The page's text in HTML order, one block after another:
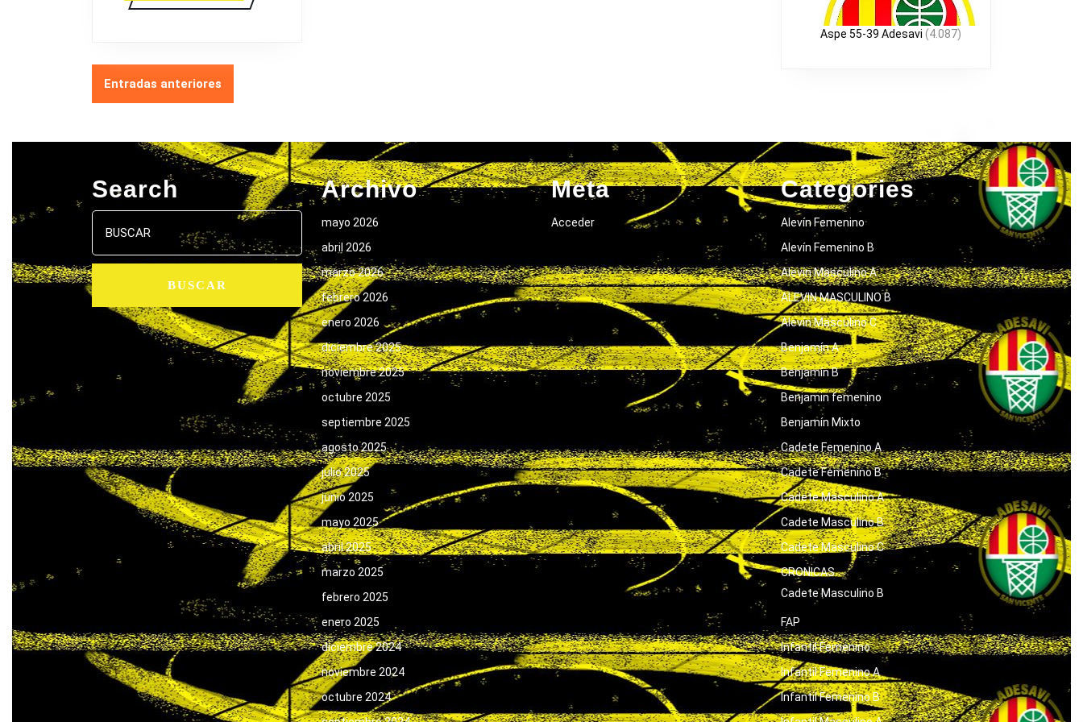
NAVEGACIÓN
ENTRADAS
Entradas anteriores
Aspe 55-39 Adesavi (4.087)
Search
Buscar:
Archivo
mayo 2026
abril 2026
marzo 2026
febrero 2026
enero 2026
diciembre 2025
noviembre 2025
octubre 2025
septiembre 2025
agosto 2025
julio 2025
junio 2025
mayo 2025
abril 2025
marzo 2025
febrero 2025
enero 2025
diciembre 2024
noviembre 2024
octubre 2024
Meta
Acceder
Categories
Alevín Femenino
Alevín Femenino B
Alevín Masculino A
ALEVIN MASCULINO B
Alevín Masculino C
Benjamín A
Benjamín B
Benjamin femenino
Benjamín Mixto
Cadete Femenino A
Cadete Femenino B
Cadete Masculino A
Cadete Masculino B
Cadete Masculino C
CRONICAS
Cadete Masculino B
FAP
Infantil Femenino
Infantil Femenino A
Infantil Femenino B